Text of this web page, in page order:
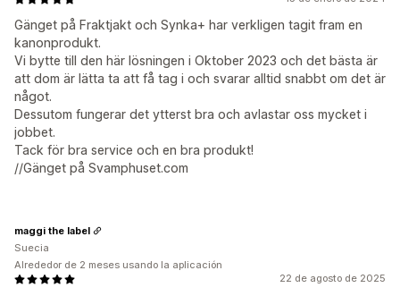
Gänget på Fraktjakt och Synka+ har verkligen tagit fram en
kanonprodukt.
Vi bytte till den här lösningen i Oktober 2023 och det bästa är
att dom är lätta ta att få tag i och svarar alltid snabbt om det är
något.
Dessutom fungerar det ytterst bra och avlastar oss mycket i
jobbet.
Tack för bra service och en bra produkt!
//Gänget på Svamphuset.com
22 de agosto de 2025
maggi the label
Suecia
Alrededor de 2 meses usando la aplicación